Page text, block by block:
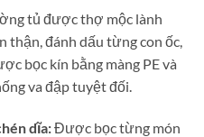
tủ được thợ mộc lành
thận, đánh dấu từng con ốc,
bọc kín bằng màng PE và
va đập tuyệt đối.
dĩa:Được bọc từng món